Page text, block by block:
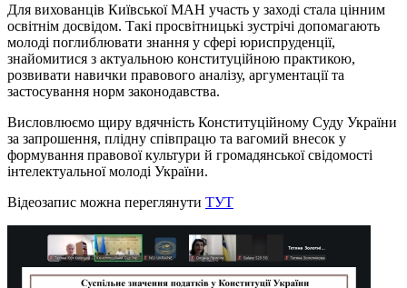
Для вихованців Київської МАН участь у заході стала цінним
освітнім досвідом. Такі просвітницькі зустрічі допомагають
молоді поглиблювати знання у сфері юриспруденції,
знайомитися з актуальною конституційною практикою,
розвивати навички правового аналізу, аргументації та
застосування норм законодавства.
Висловлюємо щиру вдячність Конституційному Суду України
за запрошення, плідну співпрацю та вагомий внесок у
формування правової культури й громадянської свідомості
інтелектуальної молоді України.
Відеозапис можна переглянути ТУТ